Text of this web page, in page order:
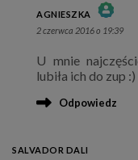
AGNIESZKA
THE REAL PERSON
ANTI-SPAM BY
2 czerwca 2016 o 19:39
U mnie
lubiła ich do zup :)
Odpowiedz
SALVADOR DALI